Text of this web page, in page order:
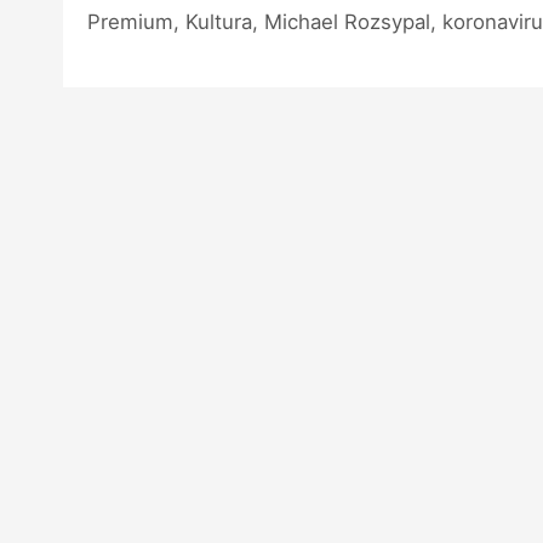
Premium, Kultura, Michael Rozsypal,